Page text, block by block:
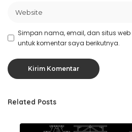
Simpan nama, email, dan situs
untuk komentar saya berikutnya.
Related Posts